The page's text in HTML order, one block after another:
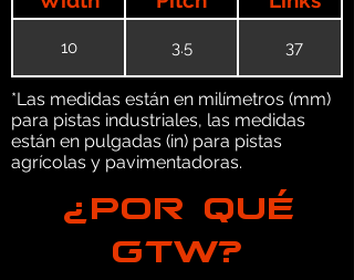
10 3.5 37
*Las medidas están en milímetros (mm)
para pistas industriales, las medidas
están en pulgadas (in) para pistas
agrícolas y pavimentadoras.
¿POR QUÉ
GTW?